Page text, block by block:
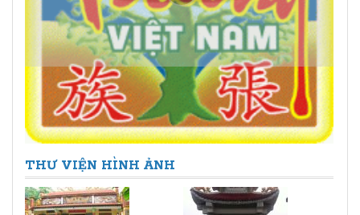
THƯ VIỆN HÌNH ẢNH